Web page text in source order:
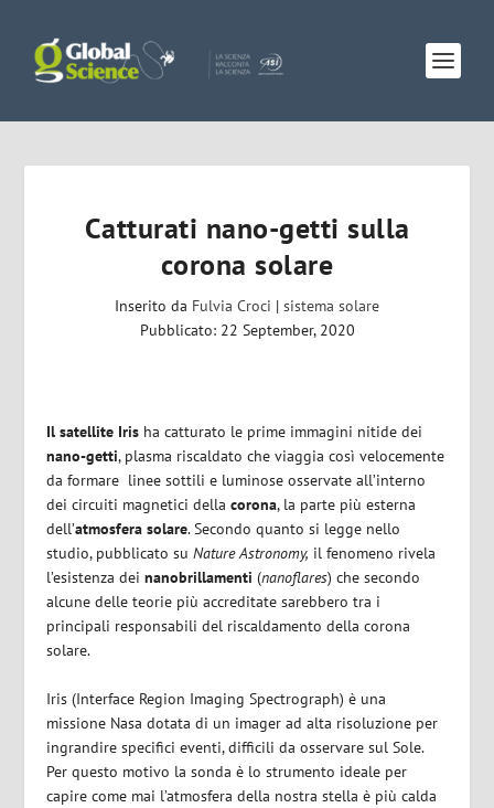
Catturati nano-getti sulla
corona solare
Inserito da Fulvia Croci | sistema solare
Pubblicato: 22 September, 2020
Il satellite Iris ha catturato le prime immagini nitide dei
nano-getti, plasma riscaldato che viaggia così velocemente
da formare linee sottili e luminose osservate all’interno
dei circuiti magnetici dellacorona, la parte più esterna
dell’atmosfera solare. Secondo quanto si legge nello
studio, pubblicato suNature Astronomy, il fenomeno rivela
l’esistenza deinanobrillamenti (nanoflares) che secondo
alcune delle teorie più accreditate sarebbero tra i
principali responsabili del riscaldamento della corona
solare.
Iris (Interface Region Imaging Spectrograph) è una
missione Nasa dotata di un imager ad alta risoluzione per
ingrandire specifici eventi, difficili da osservare sul Sole.
Per questo motivo la sonda è lo strumento ideale per
capire come mai l’atmosfera della nostra stella è più calda